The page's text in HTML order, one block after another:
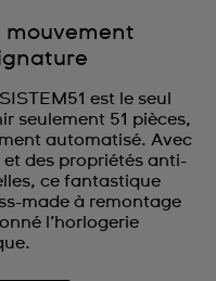
mouvement
est le seul
seulement 51 pièces,
automatisé. Avec
des propriétés anti-
ce fantastique
made à remontage
l’horlogerie